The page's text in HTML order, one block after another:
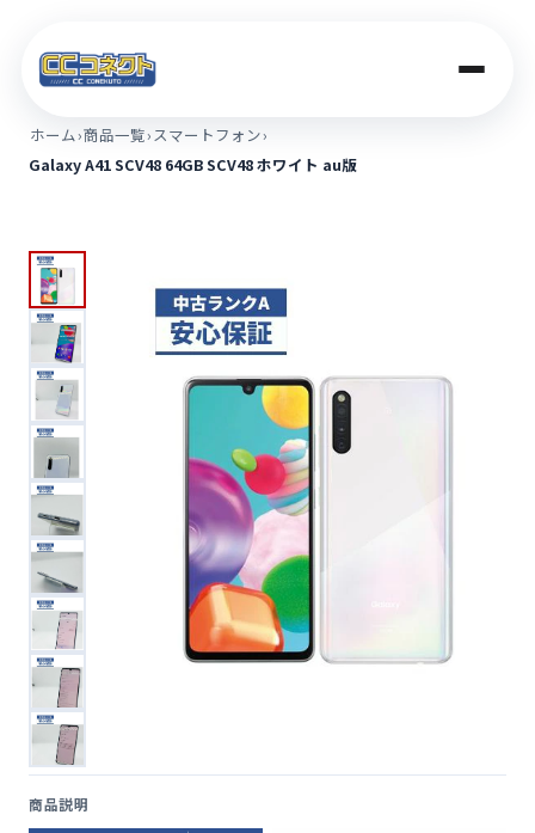
商品一覧
店舗案内
法人のお客さま
コラム
便利ツール
お問い合わせ
ホーム›商品一覧›スマートフォン›
Galaxy A41 SCV48 64GB SCV48 ホワイト au版
商品説明